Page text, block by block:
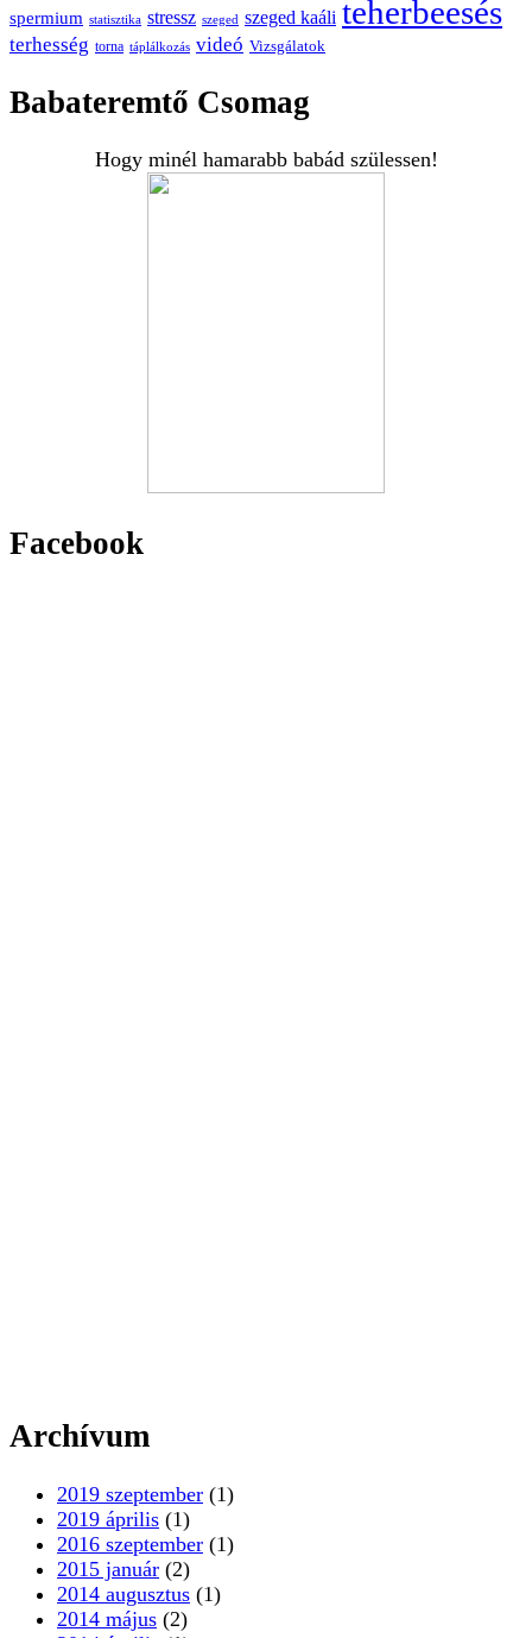
spermium statisztika stressz szeged szeged kaáli teherbeesés
terhesség torna táplálkozás videó Vizsgálatok
Babateremtő Csomag
Hogy minél hamarabb babád szülessen!
Facebook
Archívum
2019 szeptember (1)
2019 április (1)
2016 szeptember (1)
2015 január (2)
2014 augusztus (1)
2014 május (2)